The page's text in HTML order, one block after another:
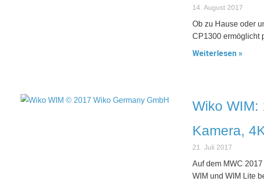
14. August 2017
Ob zu Hause oder
CP1300 ermöglicht
Weiterlesen »
Wiko WIM:
Kamera,
21. Juli 2017
Auf dem MWC
WIM und WIM Lite